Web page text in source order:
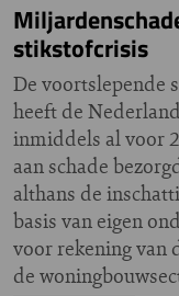
stikstofcrisis
De voortslepende
heeft de
inmiddels al voor
aan schade
althans de
basis van eigen
voor rekening van
de